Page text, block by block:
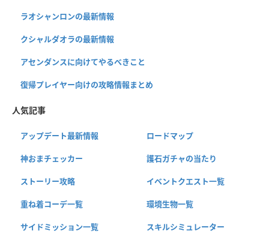
ラオシャンロンの最新情報
クシャルダオラの最新情報
アセンダンスに向けてやるべきこと
復帰プレイヤー向けの攻略情報まとめ
人気記事
アップデート最新情報 ロードマップ
神おまチェッカー 護石ガチャの当たり
ストーリー攻略 イベントクエスト一覧
重ね着コーデ一覧 環境生物一覧
サイドミッション一覧 スキルシミュレーター